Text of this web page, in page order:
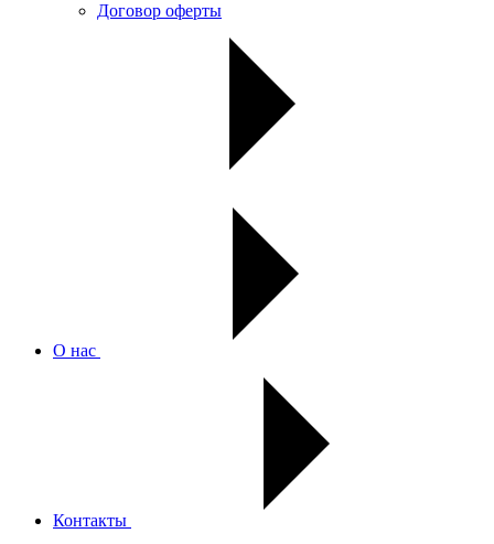
Договор оферты
О нас
Контакты